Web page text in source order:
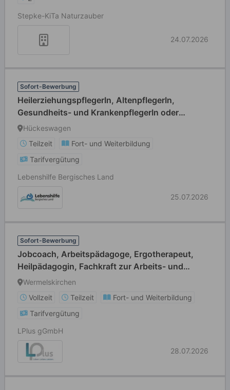
Stepke-KiTa Naturzauber
24.07.2026
Sofort-Bewerbung
HeilerziehungspflegerIn, AltenpflegerIn,
Gesundheits- und KrankenpflegerIn oder
HeilpädagogIn (alle Geschlechter willkommen) in
Hückeswagen
Teilzeit
Fort- und Weiterbildung
Tarifvergütung
Lebenshilfe Bergisches Land
25.07.2026
Sofort-Bewerbung
Jobcoach, Arbeitspädagoge, Ergotherapeut,
Heilpädagogin, Fachkraft zur Arbeits- und
Berufsförderung oder Heilerziehungspfleger
Wermelskirchen
Vollzeit
Teilzeit
Fort- und Weiterbildung
Tarifvergütung
LPlus gGmbH
28.07.2026